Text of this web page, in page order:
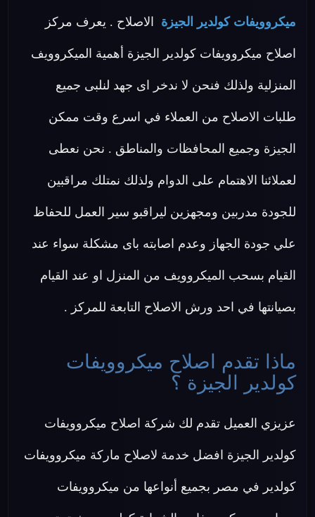
ميكروويفات كولدير الجيزة الاصلاح . يعرف مركز
اصلاح ميكروويفات كولدير الجيزة أهمية الميكروويف
المنزلية ولذلك فنحن لا ندخر اى جهد لنلبى جميع
طلبات الاصلاح من العملاء في اسرع وقت ممكن
الجيزة وجميع المحافظات والمناطق . نحن نعطى
لعملائنا الاهتمام على الدوام ولذلك نمتلك مراقبين
للجودة مدربين ومجهزين ليراقبو سير العمل للحفاظ
علي جودة الجهاز وعدم اصابته باى مشكلة سواء عند
القيام بسحب الميكروويف من المنزل او عند القيام
بصيانتها في احد ورش الاصلاح التابعة للمركز .
ماذا تقدم اصلاح ميكروويفات
كولدير الجيزة ؟
عزيزي العميل تقدم لك شركة اصلاح ميكروويفات
كولدير الجيزة افضل خدمة لاصلاح ماركة ميكروويفات
كولدير في مصر بجميع أنواعها من ميكروويفات